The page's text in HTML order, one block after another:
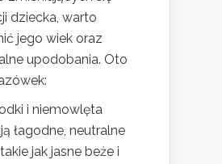
dziecka, warto
jego wiek oraz
upodobania. Oto
i niemowlęta
łagodne, neutralne
jak jasne beże i